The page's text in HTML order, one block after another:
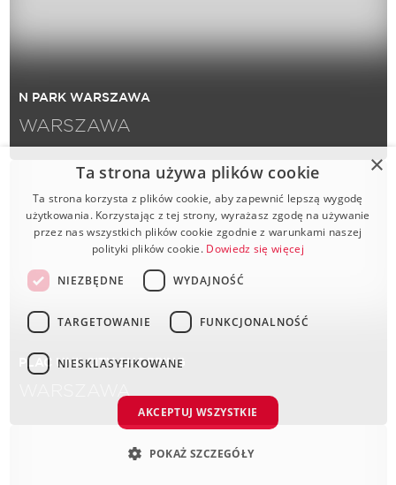
N PARK WARSZAWA
WARSZAWA
PLAC UNII CITY SHOPPING
WARSZAWA
×
Ta strona używa plików cookie
Ta strona korzysta z plików cookie, aby zapewnić lepszą wygodę
użytkowania. Korzystając z tej strony, wyrażasz zgodę na używanie
przez nas wszystkich plików cookie zgodnie z warunkami naszej
polityki plików cookie. Dowiedz się więcej
NIEZBĘDNE WYDAJNOŚĆ
TARGETOWANIE FUNKCJONALNOŚĆ
NIESKLASYFIKOWANE
AKCEPTUJ WSZYSTKIE
POKAŻ SZCZEGÓŁY